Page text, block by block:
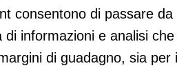
consentono di passare da
informazioni e analisi che
di guadagno, sia per i